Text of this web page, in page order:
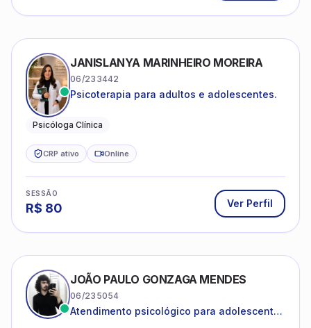
JANISLANYA MARINHEIRO MOREIRA
06/233442
Psicoterapia para adultos e adolescentes.
Psicóloga Clínica
CRP ativo Online
SESSÃO
R$ 80 Ver Perfil
JOÃO PAULO GONZAGA MENDES
06/235054
Atendimento psicológico para adolescentes